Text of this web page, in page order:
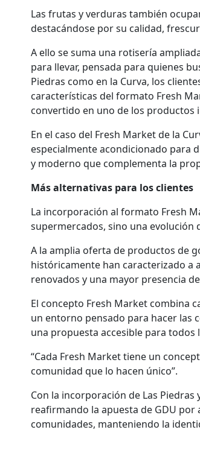
Las frutas y verduras también
destacándose por su calidad,
A ello se suma una rotisería
para llevar, pensada para quienes
Piedras como en la Curva, los
características del formato Fresh
convertido en uno de los productos
En el caso del Fresh Market de la
especialmente acondicionado para
y moderno que complementa la
Más alternativas para los clientes
La incorporación al formato Fresh
supermercados, sino una evolución
A la amplia oferta de productos de
históricamente han caracterizado a
renovados y una mayor presencia
El concepto Fresh Market combina
un entorno pensado para hacer las
una propuesta accesible para todos
“Cada Fresh Market tiene un
comunidad que lo hacen único”.
Con la incorporación de Las Piedras
reafirmando la apuesta de GDU por
comunidades, manteniendo la